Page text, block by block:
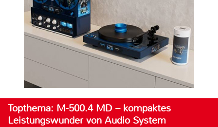
Topthema: M-500.4 MD – kompaktes
Leistungswunder von Audio System